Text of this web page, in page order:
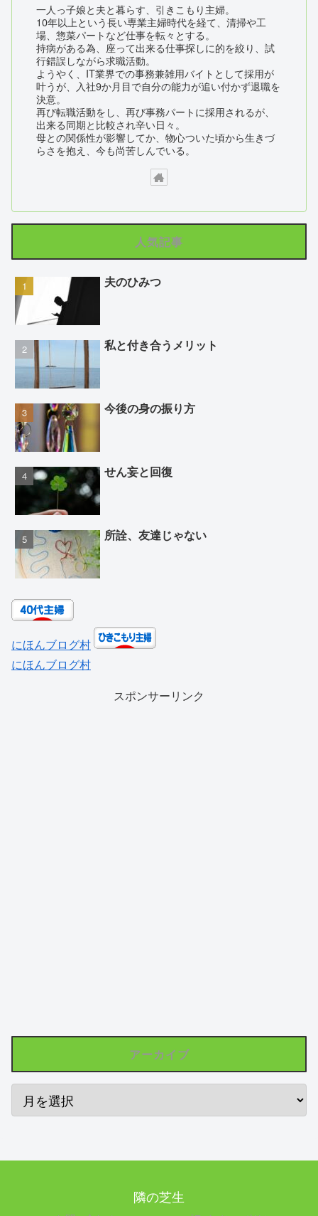
一人っ子娘と夫と暮らす、引きこもり主婦。
10年以上という長い専業主婦時代を経て、清掃や工
場、惣菜パートなど仕事を転々とする。
持病がある為、座って出来る仕事探しに的を絞り、試
行錯誤しながら求職活動。
ようやく、IT業界での事務兼雑用バイトとして採用が
叶うが、入社9か月目で自分の能力が追い付かず退職を
決意。
再び転職活動をし、再び事務パートに採用されるが、
出来る同期と比較され辛い日々。
母との関係性が影響してか、物心ついた頃から生きづ
らさを抱え、今も尚苦しんでいる。
人気記事
夫のひみつ
私と付き合うメリット
今後の身の振り方
せん妄と回復
所詮、友達じゃない
にほんブログ村
にほんブログ村
スポンサーリンク
アーカイブ
隣の芝生